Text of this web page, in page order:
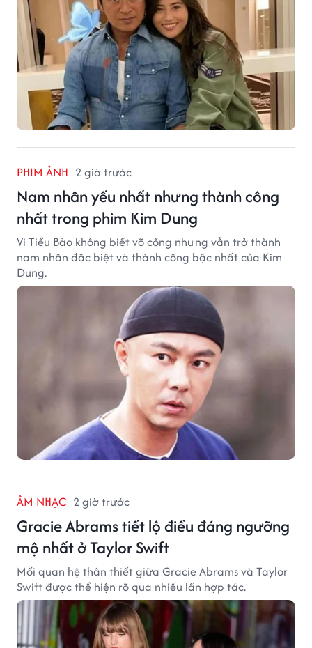
PHIM ẢNH 2 giờ trước
Nam nhân yếu nhất nhưng thành công
nhất trong phim Kim Dung
Vi Tiểu Bảo không biết võ công nhưng vẫn trở thành
nam nhân đặc biệt và thành công bậc nhất của Kim
Dung.
ÂM NHẠC 2 giờ trước
Gracie Abrams tiết lộ điều đáng ngưỡng
mộ nhất ở Taylor Swift
Mối quan hệ thân thiết giữa Gracie Abrams và Taylor
Swift được thể hiện rõ qua nhiều lần hợp tác.